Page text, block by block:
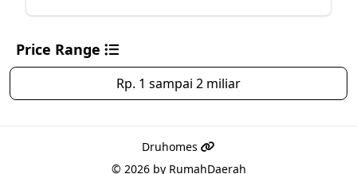
Price Range
Rp. 1 sampai 2 miliar
Druhomes
© 2026 by RumahDaerah